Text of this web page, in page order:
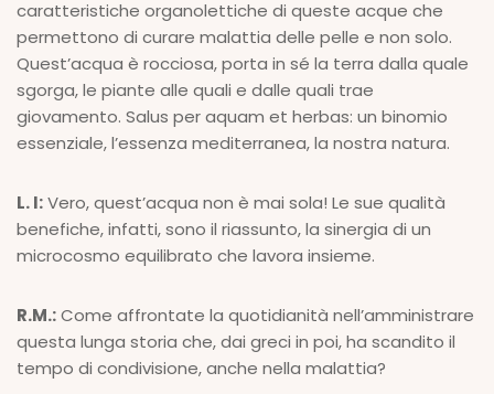
caratteristiche organolettiche di queste acque che
permettono di curare malattia delle pelle e non solo.
Quest’acqua è rocciosa, porta in sé la terra dalla quale
sgorga, le piante alle quali e dalle quali trae
giovamento. Salus per aquam et herbas: un binomio
essenziale, l’essenza mediterranea, la nostra natura.
L. I:Vero, quest’acqua non è mai sola! Le sue qualità
benefiche, infatti, sono il riassunto, la sinergia di un
microcosmo equilibrato che lavora insieme.
R.M.:Come affrontate la quotidianità nell’amministrare
questa lunga storia che, dai greci in poi, ha scandito il
tempo di condivisione, anche nella malattia?